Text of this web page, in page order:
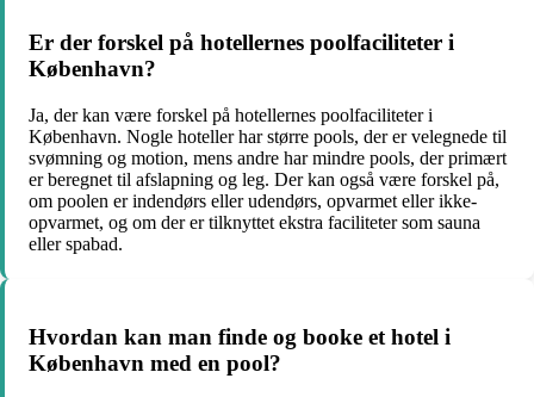
Er der forskel på hotellernes poolfaciliteter i
København?
Ja, der kan være forskel på hotellernes poolfaciliteter i
København. Nogle hoteller har større pools, der er velegnede til
svømning og motion, mens andre har mindre pools, der primært
er beregnet til afslapning og leg. Der kan også være forskel på,
om poolen er indendørs eller udendørs, opvarmet eller ikke-
opvarmet, og om der er tilknyttet ekstra faciliteter som sauna
eller spabad.
Hvordan kan man finde og booke et hotel i
København med en pool?